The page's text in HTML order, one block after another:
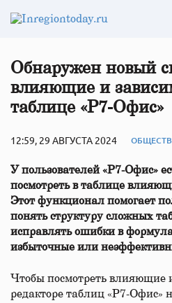
Обнаружен новый
влияющие и
таблице «Р7-Офис»
12:59, 29 АВГУСТА 2024
У пользователей «Р7-Офис»
посмотреть в таблице
Этот функционал помогает
понять структуру сложных
исправлять ошибки в
избыточные или
Чтобы посмотреть влияющие
редакторе таблиц «Р7-Офис»